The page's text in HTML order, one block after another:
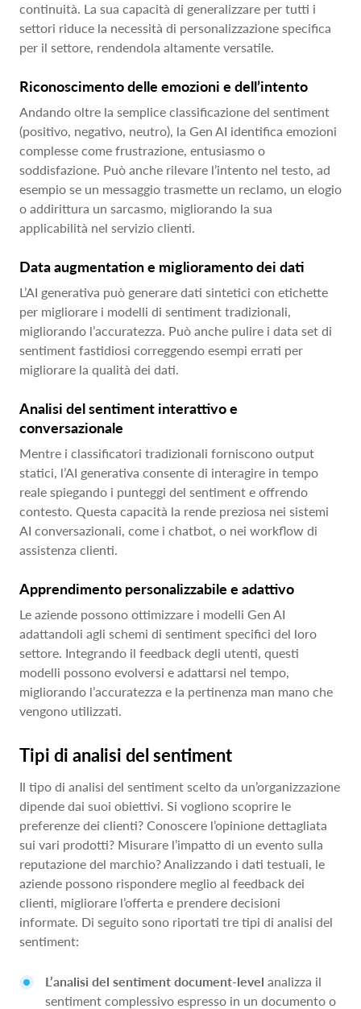
continuità. La sua capacità di generalizzare per tutti i
settori riduce la necessità di personalizzazione specifica
per il settore, rendendola altamente versatile.
Riconoscimento delle emozioni e dell’intento
Andando oltre la semplice classificazione del sentiment
(positivo, negativo, neutro), la Gen AI identifica emozioni
complesse come frustrazione, entusiasmo o
soddisfazione. Può anche rilevare l’intento nel testo, ad
esempio se un messaggio trasmette un reclamo, un elogio
o addirittura un sarcasmo, migliorando la sua
applicabilità nel servizio clienti.
Data augmentation e miglioramento dei dati
L’AI generativa può generare dati sintetici con etichette
per migliorare i modelli di sentiment tradizionali,
migliorando l’accuratezza. Può anche pulire i data set di
sentiment fastidiosi correggendo esempi errati per
migliorare la qualità dei dati.
Analisi del sentiment interattivo e
conversazionale
Mentre i classificatori tradizionali forniscono output
statici, l’AI generativa consente di interagire in tempo
reale spiegando i punteggi del sentiment e offrendo
contesto. Questa capacità la rende preziosa nei sistemi
AI conversazionali, come i chatbot, o nei workflow di
assistenza clienti.
Apprendimento personalizzabile e adattivo
Le aziende possono ottimizzare i modelli Gen AI
adattandoli agli schemi di sentiment specifici del loro
settore. Integrando il feedback degli utenti, questi
modelli possono evolversi e adattarsi nel tempo,
migliorando l’accuratezza e la pertinenza man mano che
vengono utilizzati.
Tipi di analisi del sentiment
Il tipo di analisi del sentiment scelto da un’organizzazione
dipende dai suoi obiettivi. Si vogliono scoprire le
preferenze dei clienti? Conoscere l’opinione dettagliata
sui vari prodotti? Misurare l’impatto di un evento sulla
reputazione del marchio? Analizzando i dati testuali, le
aziende possono rispondere meglio al feedback dei
clienti, migliorare l’offerta e prendere decisioni
informate. Di seguito sono riportati tre tipi di analisi del
sentiment:
L’analisi del sentiment document-level analizza il
sentiment complessivo espresso in un documento o